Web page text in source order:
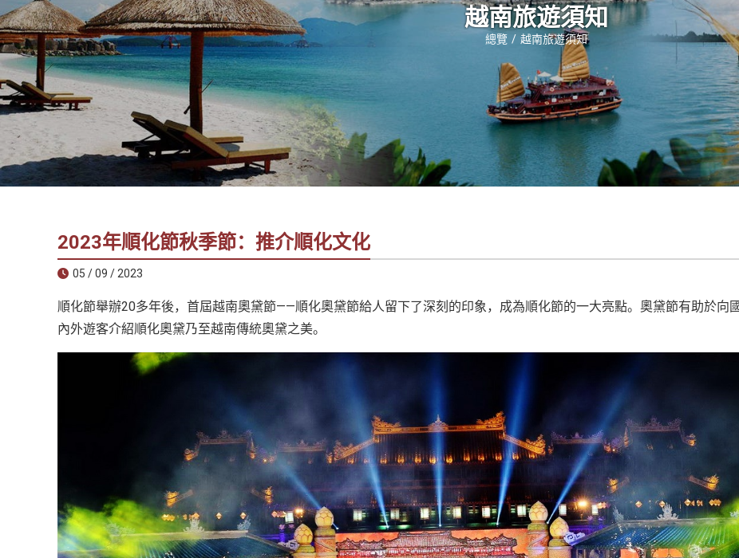
-
越
南
地
社
錫
安
旅
您
在
南
最
LOCAL
旅
行
越南旅遊須知
總覽 越南旅遊須知
2023年順化節秋季節：推介順化文化
05 / 09 / 2023
順化節舉辦20多年後，首屆越南奧黛節——順化奧黛節給人留下了深刻的印象，成為順化節的一大亮點。奧黛節有助於向
內外遊客介紹順化奧黛乃至越南傳統奧黛之美。